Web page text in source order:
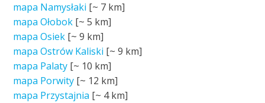
mapa Namysłaki [~ 7 km]
mapa Ołobok [~5 km]
mapa Osiek [~9 km]
mapa Ostrów Kaliski [~9 km]
mapa Palaty [~ 10 km]
mapa Porwity [~ 12 km]
mapa Przystajnia [~ 4 km]